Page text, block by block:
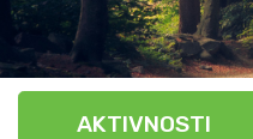
AKTIVNOSTI